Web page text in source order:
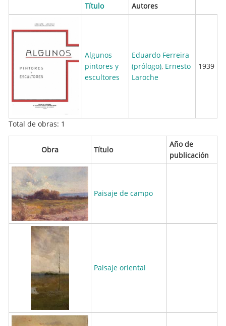
Título
Autores
Algunos
pintores y
escultores
Eduardo Ferreira
(prólogo), Ernesto
Laroche
1939
Total de obras: 1
Obra Título
Año de
publicación
Paisaje de campo
Paisaje oriental